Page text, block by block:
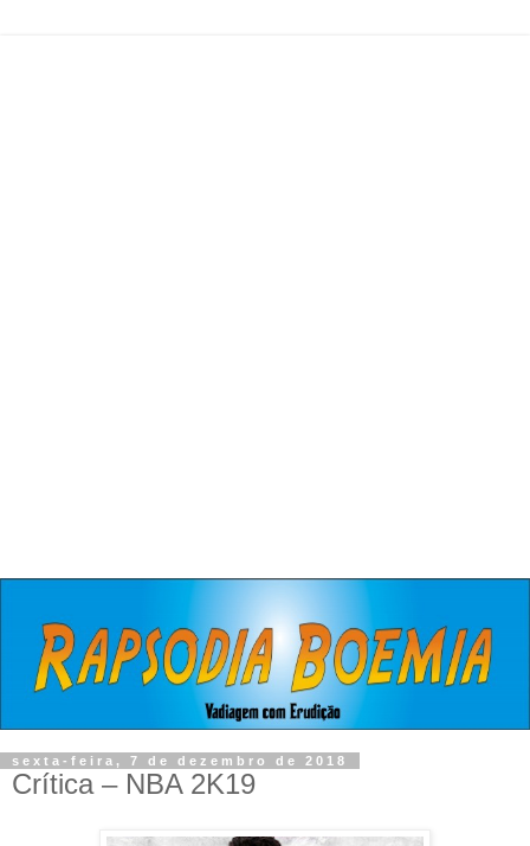
sexta-feira, 7 de dezembro de 2018
Crítica – NBA 2K19